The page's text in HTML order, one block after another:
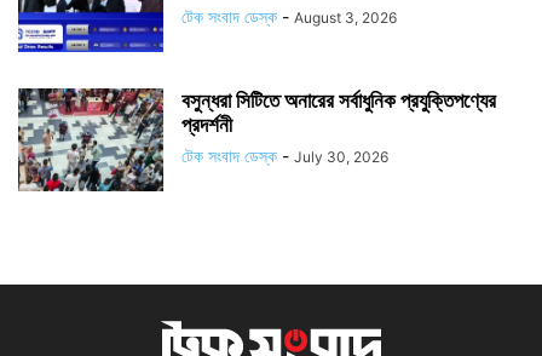
টেক সংবাদ ডেস্ক - August 3, 2026
বসুন্ধরা সিটিতে অনারের সর্বাধুনিক প্রযুক্তিপণ্যের
প্রদর্শনী
টেক সংবাদ ডেস্ক - July 30, 2026